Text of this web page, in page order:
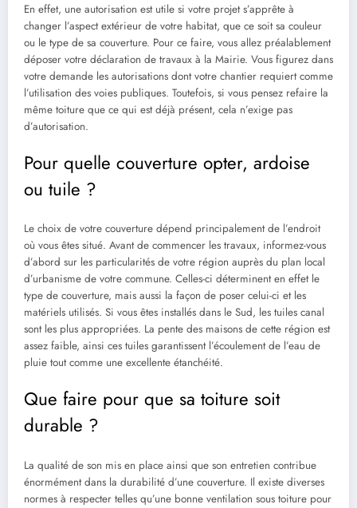
En effet, une autorisation est utile si votre projet s’apprête à
changer l’aspect extérieur de votre habitat, que ce soit sa couleur
ou le type de sa couverture. Pour ce faire, vous allez préalablement
déposer votre déclaration de travaux à la Mairie. Vous figurez dans
votre demande les autorisations dont votre chantier requiert comme
l’utilisation des voies publiques. Toutefois, si vous pensez refaire la
même toiture que ce qui est déjà présent, cela n’exige pas
d’autorisation.
Pour quelle couverture opter, ardoise
ou tuile ?
Le choix de votre couverture dépend principalement de l’endroit
où vous êtes situé. Avant de commencer les travaux, informez-vous
d’abord sur les particularités de votre région auprès du plan local
d’urbanisme de votre commune. Celles-ci déterminent en effet le
type de couverture, mais aussi la façon de poser celui-ci et les
matériels utilisés. Si vous êtes installés dans le Sud, les tuiles canal
sont les plus appropriées. La pente des maisons de cette région est
assez faible, ainsi ces tuiles garantissent l’écoulement de l’eau de
pluie tout comme une excellente étanchéité.
Que faire pour que sa toiture soit
durable ?
La qualité de son mis en place ainsi que son entretien contribue
énormément dans la durabilité d’une couverture. Il existe diverses
normes à respecter telles qu’une bonne ventilation sous toiture pour